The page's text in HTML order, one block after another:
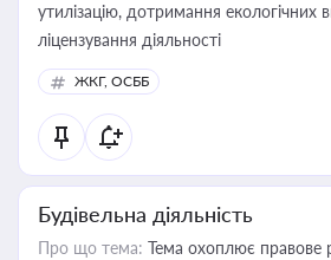
утилізацію, дотримання екологічних
ліцензування діяльності
ЖКГ, ОСББ
Будівельна діяльність
Про що тема: Тема охоплює правове